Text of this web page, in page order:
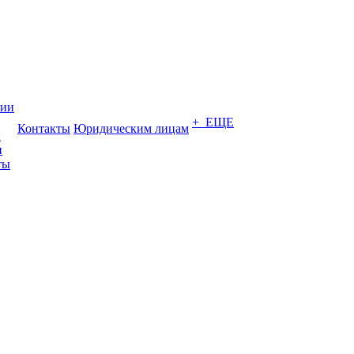
Контакты Юридическим лицам + ЕЩЕ